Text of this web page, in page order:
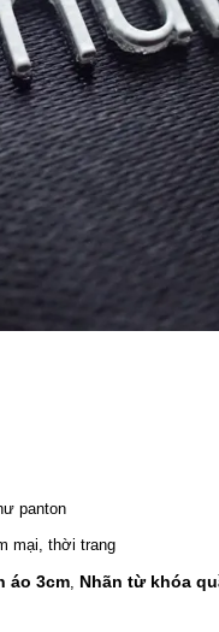
panton
mại, thời trang
áo 3cm, Nhãn từ khóa